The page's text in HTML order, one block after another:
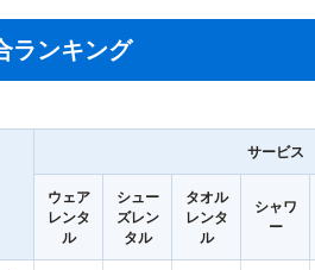
ランキング
サービス
ウェア
レンタ
ル
シュー
ズレン
タル
タオル
レンタ
ル
シャワ
ー